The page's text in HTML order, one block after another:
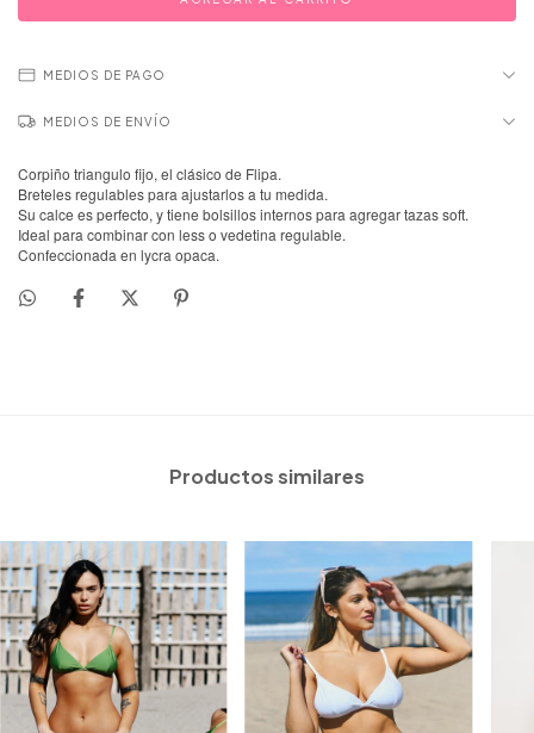
MEDIOS DE PAGO
MEDIOS DE ENVÍO
Corpiño triangulo fijo, el clásico de Flipa.
Breteles regulables para ajustarlos a tu medida.
Su calce es perfecto, y tiene bolsillos internos para agregar tazas soft.
Ideal para combinar con less o vedetina regulable.
Confeccionada en lycra opaca.
Productos similares